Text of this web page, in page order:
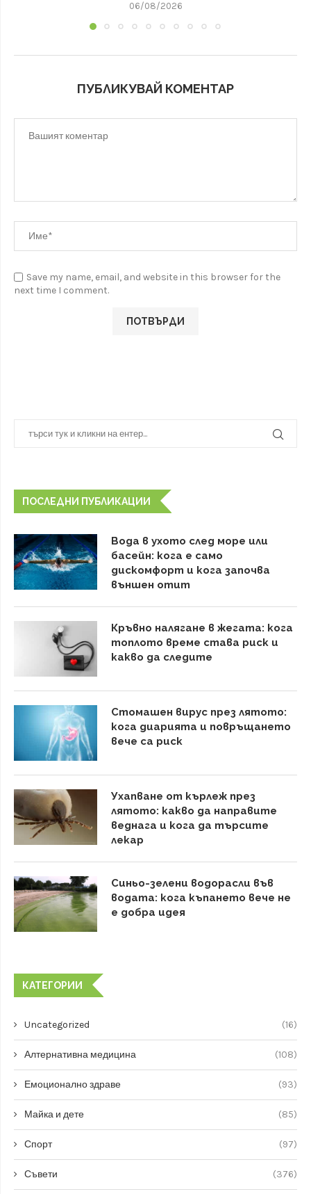
06/08/2026
ПУБЛИКУВАЙ КОМЕНТАР
Save my name, email, and website in this browser for the
next time I comment.
ПОСЛЕДНИ ПУБЛИКАЦИИ
Вода в ухото след море или
басейн: кога е само
дискомфорт и кога започва
външен отит
Кръвно налягане в жегата: кога
топлото време става риск и
какво да следите
Стомашен вирус през лятото:
кога диарията и повръщането
вече са риск
Ухапване от кърлеж през
лятото: какво да направите
веднага и кога да търсите
лекар
Синьо-зелени водорасли във
водата: кога къпането вече не
е добра идея
КАТЕГОРИИ
Uncategorized (16)
Алтернативна медицина (108)
Емоционално здраве (93)
Майка и дете (85)
Спорт (97)
Съвети (376)